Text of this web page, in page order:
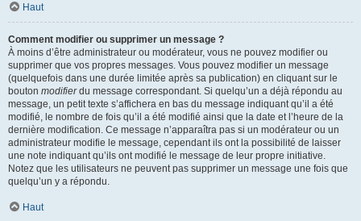
Haut
Comment modifier ou supprimer un message ?
À moins d’être administrateur ou modérateur, vous ne pouvez modifier ou
supprimer que vos propres messages. Vous pouvez modifier un message
(quelquefois dans une durée limitée après sa publication) en cliquant sur le
bouton modifierdu message correspondant. Si quelqu’un a déjà répondu au
message, un petit texte s’affichera en bas du message indiquant qu’il a été
modifié, le nombre de fois qu’il a été modifié ainsi que la date et l’heure de la
dernière modification. Ce message n’apparaîtra pas si un modérateur ou un
administrateur modifie le message, cependant ils ont la possibilité de laisser
une note indiquant qu’ils ont modifié le message de leur propre initiative.
Notez que les utilisateurs ne peuvent pas supprimer un message une fois que
quelqu’un y a répondu.
Haut